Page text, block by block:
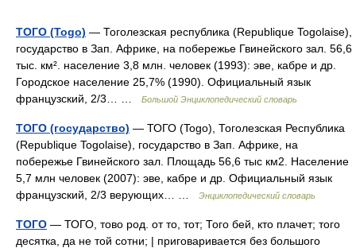
ТОГО (Togo) — Тоголезская республика (Republique Togolaise),
государство в Зап. Африке, на побережье Гвинейского зал. 56,6
тыс. км². население 3,8 млн. человек (1993): эве, кабре и др.
Городское население 25,7% (1990). Официальный язык
французский, 2/3… …
Большой Энциклопедический словарь
ТОГО (государство) — ТОГО (Togo), Тоголезская Республика
(Republique Togolaise), государство в Зап. Африке, на
побережье Гвинейского зал. Площадь 56,6 тыс км2. Население
5,7 млн человек (2007): эве, кабре и др. Официальный язык
французский, 2/3 верующих… …
Энциклопедический словарь
ТОГО — ТОГО, тово род. от то, тот; Того бей, кто плачет; того
десятка, да не той сотни; | приговаривается без большого